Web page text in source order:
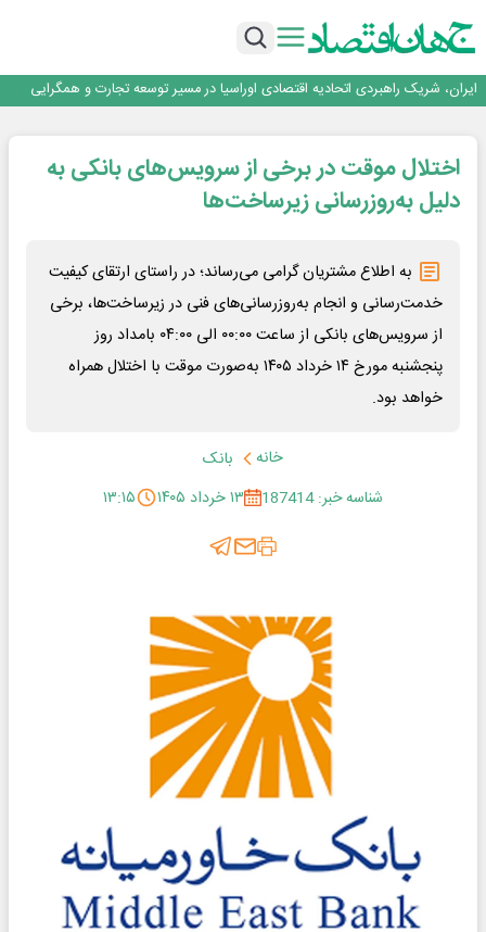
برنده این رقابت داستان‌نویسی، انسان نبود!
ایران، شریک راهبردی اتحادیه اقتصادی اوراسیا در مسیر توسعه تجارت و همگرایی
منطقه‌ای
جمنای دستیار اصلی گوشی‌های اندرویدی می‌شود
برنده این رقابت داستان‌نویسی، انسان نبود!
برگزاری آیین نکوداشت فعالان مواکب مرز شلمچه توسط شهرداری منطقه یک
ایران، شریک راهبردی اتحادیه اقتصادی اوراسیا در مسیر توسعه تجارت و همگرایی
اختلال موقت در برخی از سرویس‌های بانکی به
دلیل به‌روزرسانی زیرساخت‌ها
به اطلاع مشتریان گرامی می‌رساند؛ در راستای ارتقای کیفیت
خدمت‌رسانی و انجام به‌روزرسانی‌های فنی در زیرساخت‌ها، برخی
از سرویس‌های بانکی از ساعت ۰۰:۰۰ الی ۰۴:۰۰ بامداد روز
پنجشنبه مورخ ۱۴ خرداد ۱۴۰۵ به‌صورت موقت با اختلال همراه
خواهد بود.
خانه
بانک
شناسه خبر: 187414
۱۳ خرداد ۱۴۰۵ ۱۳:۱۵